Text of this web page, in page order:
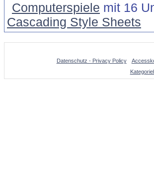
Computerspiele mit 16
Cascading Style Sheets
Datenschutz - Privacy Policy